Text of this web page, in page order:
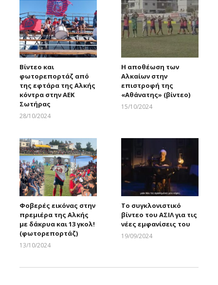
Βίντεο και
φωτορεπορτάζ από
της εφτάρα της Αλκής
κόντρα στην ΑΕΚ
Σωτήρας
28/10/2024
Η αποθέωση των
Αλκαίων στην
επιστροφή της
«Αθάνατης» (βίντεο)
15/10/2024
Φοβερές εικόνας στην
πρεμιέρα της Αλκής
με δάκρυα και 13 γκολ!
(φωτορεπορτάζ)
13/10/2024
Το συγκλονιστικό
βίντεο του ΑΣΙΛ για τις
νέες εμφανίσεις του
19/09/2024